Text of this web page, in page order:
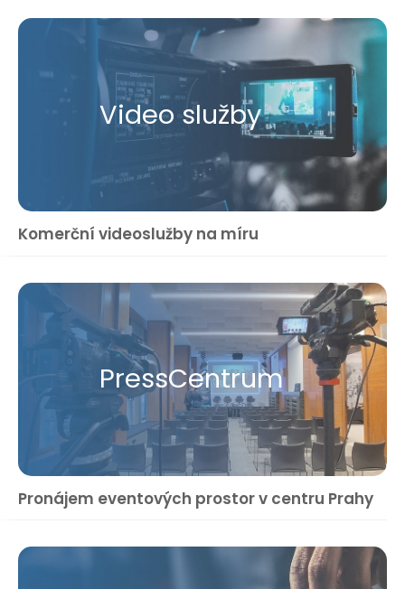
Video služby
Komerční videoslužby na míru
Press​Centrum
Pronájem eventových prostor v centru Prahy